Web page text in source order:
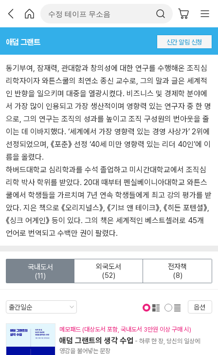
애덤 그랜트 신간 알림 신청
동기부여, 잠재력, 관대함과 창의성에 대한 연구를 수행해온 조직심
리학자이자 와튼스쿨의 최연소 종신 교수로, 그의 말과 글은 세계적
인 반향을 일으키며 대중을 열광시켰다. 비즈니스 및 경제학 분야에
서 가장 많이 인용되고 가장 생산적이며 영향력 있는 연구자 중 한 명
으로, 그의 연구는 조직의 성과를 높이고 조직 구성원의 번아웃을 줄
이는 데 이바지했다. ‘세계에서 가장 영향력 있는 경영 사상가’ 2위에
선정되었으며, 《포춘》 선정 ‘40세 미만 영향력 있는 리더 40인’에 이
름을 올렸다.
하버드대학교 심리학과를 수석 졸업하고 미시간대학교에서 조직심
리학 박사 학위를 받았다. 20대 때부터 펜실베이니아대학교 와튼스
쿨에서 학생들을 가르치며 7년 연속 학생들에게 최고 강의 평가를 받
았다. 지은 책으로 《오리지널스》, 《기브 앤 테이크》, 《히든 포텐셜》,
《싱크 어게인》 등이 있다. 그의 책은 세계적인 베스트셀러로 45개
언어로 번역되고 수백만 권이 팔렸다.
국내도서
(11)
외국도서
(52)
전자책
(8)
옵션
메모패드 (대상도서 포함, 국내도서 3만원 이상 구매 시)
애덤 그랜트의 생각 수업 - 하루 한 장, 당신의 일상에
영감을 불어넣는 문장